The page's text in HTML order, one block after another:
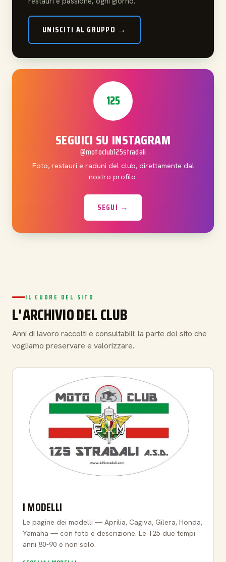
UNISCITI AL GRUPPO →
125
SEGUICI SU INSTAGRAM
@motoclub125stradali
Foto, restauri e raduni del club, direttamente dal
nostro profilo.
SEGUI →
IL CUORE DEL SITO
L'ARCHIVIO DEL CLUB
Anni di lavoro raccolti e consultabili: la parte del sito che
vogliamo preservare e valorizzare.
I MODELLI
Le pagine dei modelli — Aprilia, Cagiva, Gilera, Honda,
Yamaha — con foto e descrizione. Le 125 due tempi
anni 80-90 e non solo.